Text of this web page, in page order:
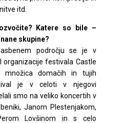
itd.
Katere so bile –
skupine?
področju se je v
organizacije festivala Castle
množica domačih in tujih
je v celoti v njegovi
smo na veliko koncertih v
Janom Plestenjakom,
Lovšinom in s celo